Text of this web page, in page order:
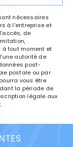
nécessaires
à l'entreprise et
de
à tout moment et
autorité de
post-
postale ou par
vous être
la période de
légale aux